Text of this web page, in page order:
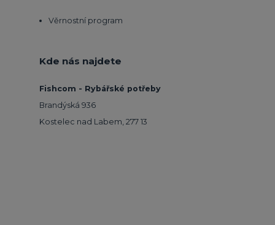
Věrnostní program
Kde nás najdete
Fishcom - Rybářské potřeby
Brandýská 936
Kostelec nad Labem, 277 13